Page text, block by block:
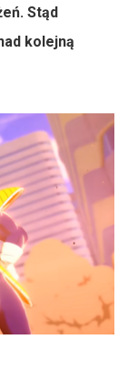
Stąd
kolejną